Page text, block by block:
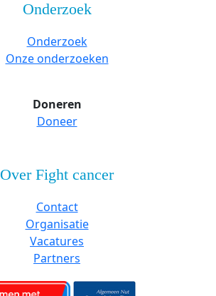
Onderzoek
Onderzoek
Onze onderzoeken
Doneren
Doneer
Over Fight cancer
Contact
Organisatie
Vacatures
Partners